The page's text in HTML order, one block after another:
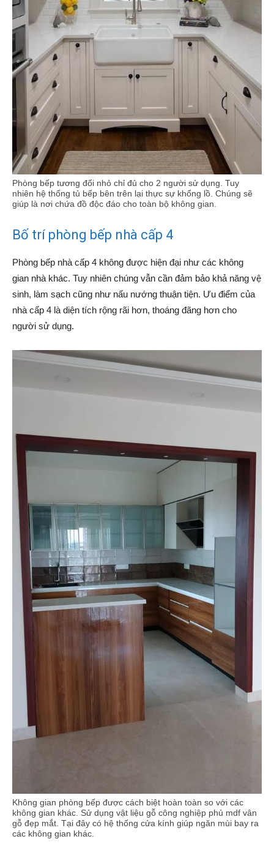
Phòng bếp tương đối nhỏ chỉ đủ cho 2 người sử dụng. Tuy
nhiên hệ thống tủ bếp bên trên lại thực sự khổng lồ. Chúng sẽ
giúp là nơi chứa đồ độc đáo cho toàn bộ không gian.
Bố trí phòng bếp nhà cấp 4
Phòng bếp nhà cấp 4 không được hiện đại như các không
gian nhà khác. Tuy nhiên chúng vẫn cần đảm bảo khả năng vệ
sinh, làm sạch cũng như nấu nướng thuận tiện. Ưu điểm của
nhà cấp 4 là diện tích rộng rãi hơn, thoáng đãng hơn cho
người sử dụng.
Không gian phòng bếp được cách biệt hoàn toàn so với các
không gian khác. Sử dụng vật liệu gỗ công nghiệp phủ mdf vân
gỗ đẹp mắt. Tại đây có hệ thống cửa kính giúp ngăn mùi bay ra
các không gian khác.